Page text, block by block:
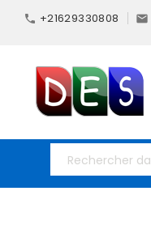
 +21629330808 